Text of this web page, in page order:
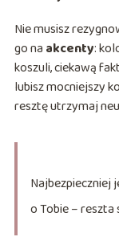
Nie musisz
go na akcenty:
koszuli, ciekawą
lubisz mocniejszy
resztę utrzymaj
Najbezpieczniej
o Tobie –